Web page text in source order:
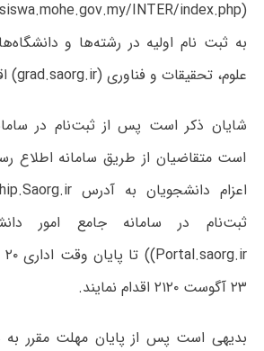
به ثبت نام اولیه در رشته‌ها و
علوم، تحقیقات و فناوری (grad.saorg.ir) اقدام نمایند.
شایان ذکر است پس از ثبت‌نام در
است متقاضیان از طریق سامانه اطلاع
ثبت‌نام در سامانه جامع امور
۲۳ آگوست ۲۱۲۰ اقدام نمایند.
بدیهی است پس از پایان مهلت مقرر به